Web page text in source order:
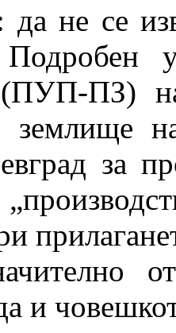
да не се
(ПУП-ПЗ)
землище
за
и